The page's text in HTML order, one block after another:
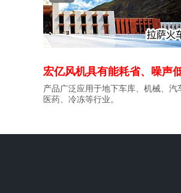
宏亿风机具有能耗省、噪声
产品广泛应用于地下车库、机械、汽
医药、冷冻等行业。